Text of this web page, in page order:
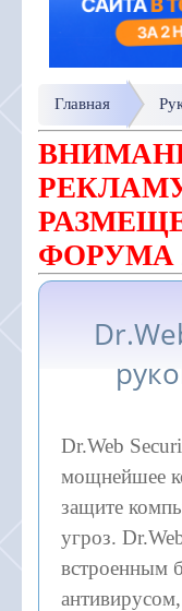
Главная
ФОРУМА
Dr.Web
мощнейшее
защите
угроз.
встроенным